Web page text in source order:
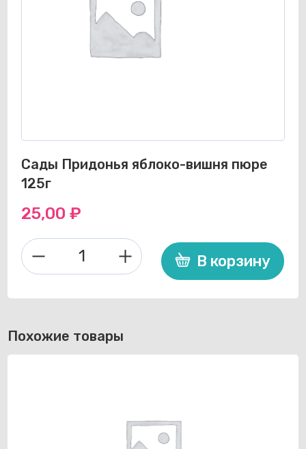
Сады Придонья яблоко-вишня пюре
125г
25,00₽
Количество
товара
вишня
В корзину
Похожие товары